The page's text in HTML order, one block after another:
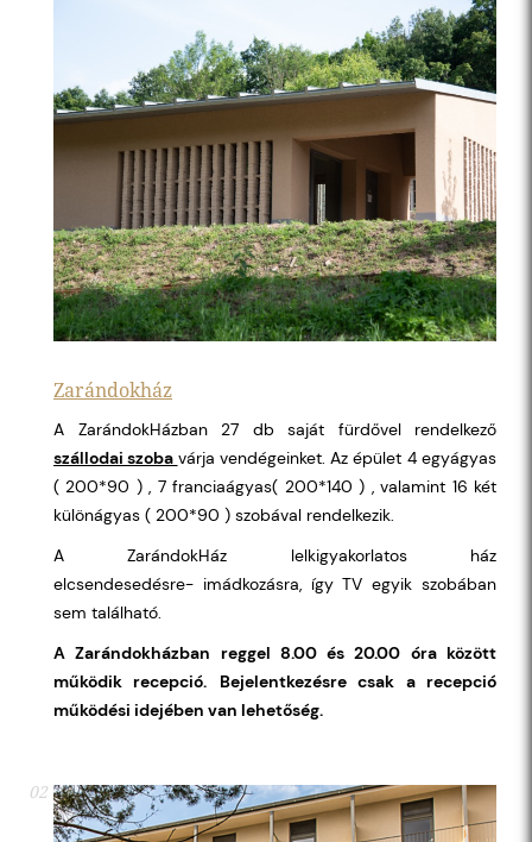
Zarándokház
A ZarándokHázban 27 db saját fürdővel rendelkező
szállodai szoba várja vendégeinket. Az épület 4 egyágyas
( 200*90 ) , 7 franciaágyas( 200*140 ) , valamint 16 két
különágyas ( 200*90 ) szobával rendelkezik.
A ZarándokHáz lelkigyakorlatos ház
elcsendesedésre- imádkozásra, így TV egyik szobában
sem található.
A Zarándokházban reggel 8.00 és 20.00 óra között
működik recepció.
Bejelentkezésre csak a recepció
működési idejében van lehetőség.
02